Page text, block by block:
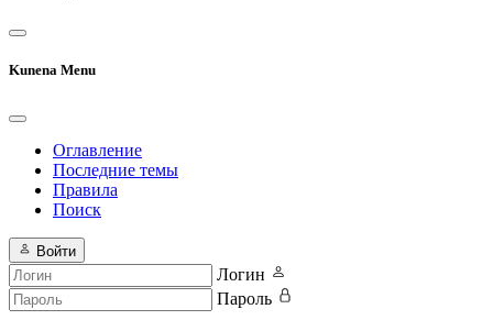
Kunena Menu
Оглавление
Последние темы
Правила
Поиск
Войти
Логин
Пароль